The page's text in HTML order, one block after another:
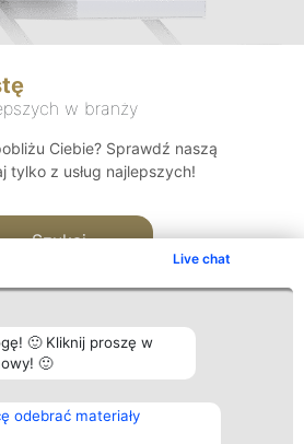
Live chat
🙂 Kliknij proszę w
🙂
odebrać materiały
w branży
Ciebie? Sprawdź naszą
tylko z usług najlepszych!
Szukaj
Plebiscyt
Laureaci
Kontakt
Kontakt